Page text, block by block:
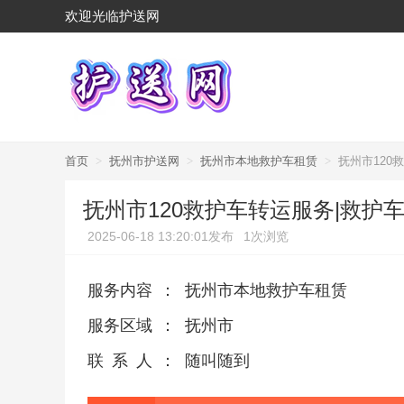
欢迎光临护送网
首页 > 抚州市护送网 > 抚州市本地救护车租赁 > 抚州市120
抚州市120救护车转运服务|救护
2025-06-18 13:20:01发布 1次浏览
服务内容 ：
抚州市本地救护车租赁
服务区域
：
抚州市
联系人
： 随叫随到